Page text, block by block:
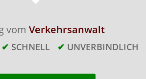
vom Verkehrsanwalt
✔ SCHNELL ✔ UNVERBINDLICH